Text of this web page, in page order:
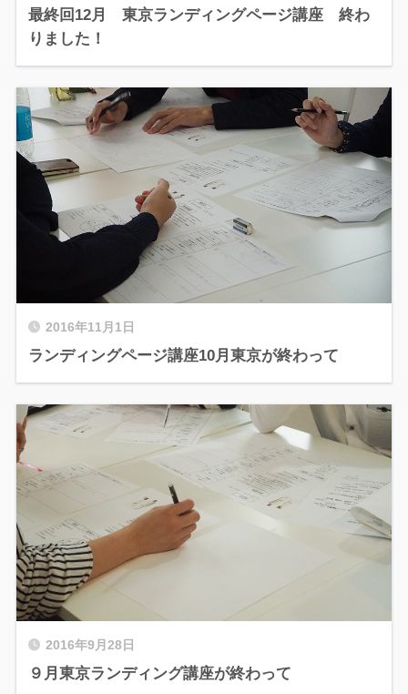
最終回12月 東京ランディングページ講座 終わ
りました！
2016年11月1日
ランディングページ講座10月東京が終わって
2016年9月28日
９月東京ランディング講座が終わって